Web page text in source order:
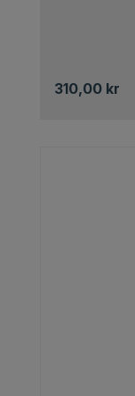
310,00 kr